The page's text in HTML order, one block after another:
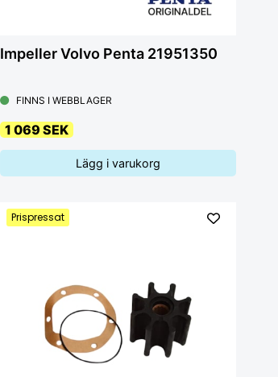
Impeller Volvo Penta 21951350
FINNS I WEBBLAGER
1 069 SEK
Lägg i varukorg
Prispressat